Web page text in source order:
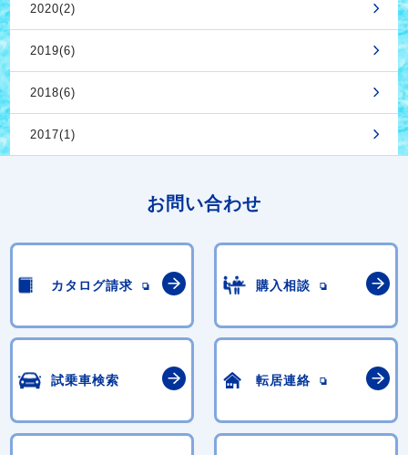
2020(2)
2019(6)
2018(6)
2017(1)
お問い合わせ
カタログ請求 購入相談
試乗車検索 転居連絡